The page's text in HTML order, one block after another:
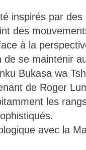
inspirés par
des
à la
de se maintenir
Bukasa wa
de Roger
les
avec la